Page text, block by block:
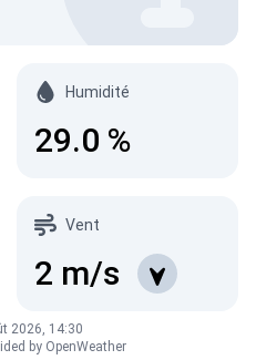
Humidité
29.0 %
Vent
2 m/s
2026, 14:30
by OpenWeather